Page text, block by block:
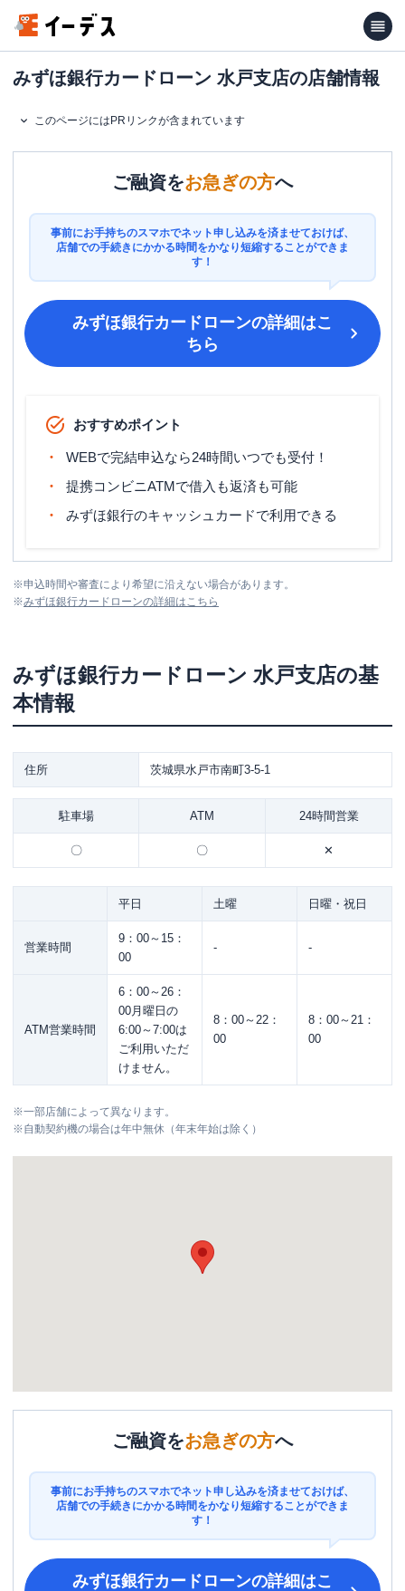
みずほ銀行カードローン 水戸支店の店舗情報
このページにはPRリンクが含まれています
ご融資をお急ぎの方へ
事前にお手持ちのスマホでネット申し込みを済ませておけば、
店舗での手続きにかかる時間をかなり短縮することができま
す！
みずほ銀行カードローンの詳細はこ
ちら
おすすめポイント
WEBで完結申込なら24時間いつでも受付！
提携コンビニATMで借入も返済も可能
みずほ銀行のキャッシュカードで利用できる
※申込時間や審査により希望に沿えない場合があります。
※みずほ銀行カードローンの詳細はこちら
みずほ銀行カードローン 水戸支店の基
本情報
住所 茨城県水戸市南町3-5-1
駐車場 ATM 24時間営業
〇 〇 ✕
平日 土曜 日曜・祝日
営業時間
9：00～15：
00
- -
ATM営業時間
6：00～26：
00月曜日の
6:00～7:00は
ご利用いただ
けません。
8：00～22：
00
8：00～21：
00
※一部店舗によって異なります。
※自動契約機の場合は年中無休（年末年始は除く）
ご融資をお急ぎの方へ
事前にお手持ちのスマホでネット申し込みを済ませておけば、
店舗での手続きにかかる時間をかなり短縮することができま
す！
みずほ銀行カードローンの詳細はこ